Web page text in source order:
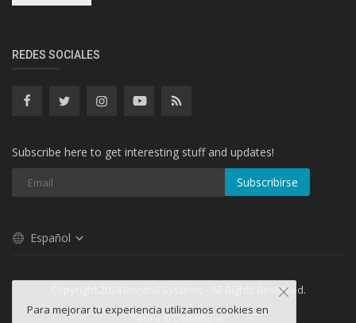
REDES SOCIALES
Subscribe here to get interesting stuff and updates!
Subscribirse
Español
Copyright 2024 Icontrol Systems - All Rights Reserved.
Terms & Conditions
Para mejorar tu experiencia utilizamos cookies en